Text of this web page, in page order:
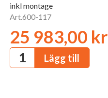
inkl montage
Art.600-117
25 983,00 kr